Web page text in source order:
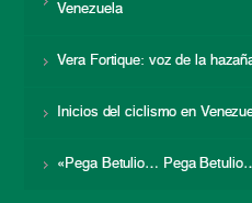
Venezuela
Vera Fortique: voz de la
Inicios del ciclismo en
«Pega Betulio… Pega